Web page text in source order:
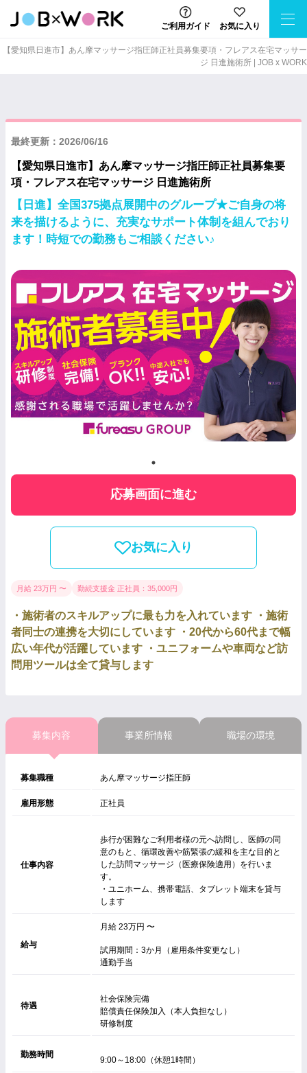
ご利用ガイド お気に入り
【愛知県日進市】あん摩マッサージ指圧師正社員募集要項・フレアス在宅マッサー
ジ 日進施術所 | JOB x WORK
最終更新：2026/06/16
【愛知県日進市】あん摩マッサージ指圧師正社員募集要
項・フレアス在宅マッサージ 日進施術所
【日進】全国375拠点展開中のグループ★ご自身の将
来を描けるように、充実なサポート体制を組んでおり
ます！時短での勤務もご相談ください♪
応募画面に進む
お気に入り
月給 23万円 〜 勤続支援金 正社員：35,000円
・施術者のスキルアップに最も力を入れています ・施術
者同士の連携を大切にしています ・20代から60代まで幅
広い年代が活躍しています ・ユニフォームや車両など訪
問用ツールは全て貸与します
募集内容 事業所情報 職場の環境
募集職種 あん摩マッサージ指圧師
雇用形態 正社員
仕事内容
歩行が困難なご利用者様の元へ訪問し、医師の同
意のもと、循環改善や筋緊張の緩和を主な目的と
した訪問マッサージ（医療保険適用）を行いま
す。
・ユニホーム、携帯電話、タブレット端末を貸与
します
給与
月給 23万円 〜
試用期間：3か月（雇用条件変更なし）
通勤手当
待遇
社会保険完備
賠償責任保険加入（本人負担なし）
研修制度
勤務時間
9:00～18:00（休憩1時間）